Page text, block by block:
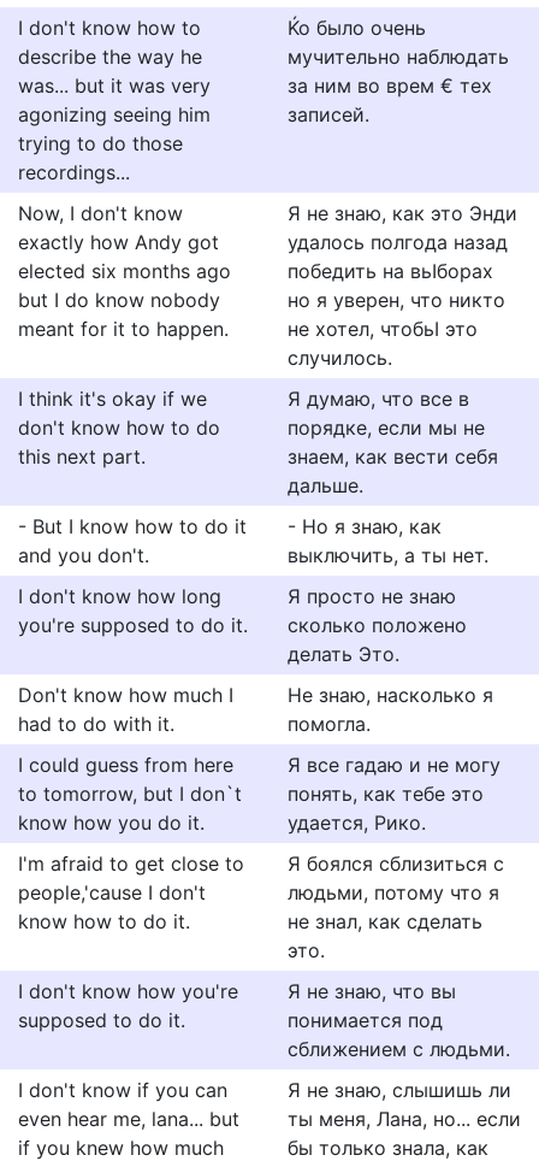
I don't know how to
describe the way he
was... but it was very
agonizing seeing him
trying to do those
recordings...
Ќо было очень
мучительно наблюдать
за ним во врем € тех
записей.
Now, I don't know
exactly how Andy got
elected six months ago
but I do know nobody
meant for it to happen.
Я не знаю, как это Энди
удалось полгода назад
победить на вьIборах
но я уверен, что никто
не хотел, чтобьI это
случилось.
I think it's okay if we
don't know how to do
this next part.
Я думаю, что все в
порядке, если мы не
знаем, как вести себя
дальше.
- But I know how to do it
and you don't.
- Но я знаю, как
выключить, а ты нет.
I don't know how long
you're supposed to do it.
Я просто не знаю
сколько положено
делать Это.
Don't know how much I
had to do with it.
Не знаю, насколько я
помогла.
I could guess from here
to tomorrow, but I don`t
know how you do it.
Я все гадаю и не могу
понять, как тебе это
удается, Рико.
I'm afraid to get close to
people,'cause I don't
know how to do it.
Я боялся сблизиться с
людьми, потому что я
не знал, как сделать
это.
I don't know how you're
supposed to do it.
Я не знаю, что вы
понимается под
сближением с людьми.
I don't know if you can
even hear me, lana... but
if you knew how much
Я не знаю, слышишь ли
ты меня, Лана, но... если
бы только знала, как